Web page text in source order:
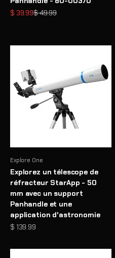
Prix de vente
$ 39.99Prix normal
$ 49.99
Explore One
Explorez un télescope de
réfracteur StarApp - 50
mm avec un support
Panhandle et une
application d'astronomie
Prix de vente
$ 139.99